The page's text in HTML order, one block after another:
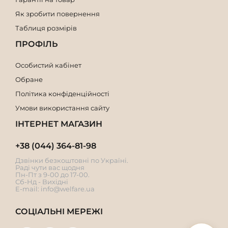
Як зробити повернення
Таблиця розмірів
ПРОФІЛЬ
Особистий кабінет
Обране
Політика конфіденційності
Умови використання сайту
ІНТЕРНЕТ МАГАЗИН
+38 (044) 364-81-98
Дзвінки безкоштовні по Україні.
Раді чути вас щодня
Пн-Пт з 9-00 до 17-00.
Сб-Нд - Вихідні
E-mail: info@welfare.ua
СОЦІАЛЬНІ МЕРЕЖІ